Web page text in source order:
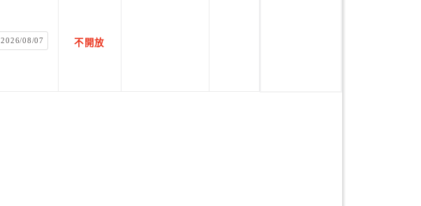
2026/08/07 不開放